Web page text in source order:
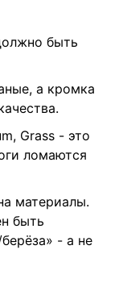
быть
а кромка
Grass - это
ломаются
материалы.
быть
- а не